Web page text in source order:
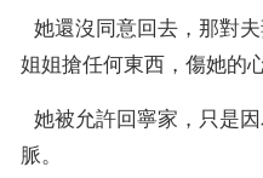
姐姐搶任何東西，傷她的心
脈。